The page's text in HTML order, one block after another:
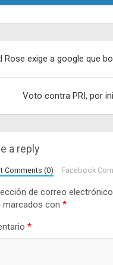
Rose exige a google que
Voto contra PRI, por
a reply
Comments (0) Facebook
de correo
marcados con *
*